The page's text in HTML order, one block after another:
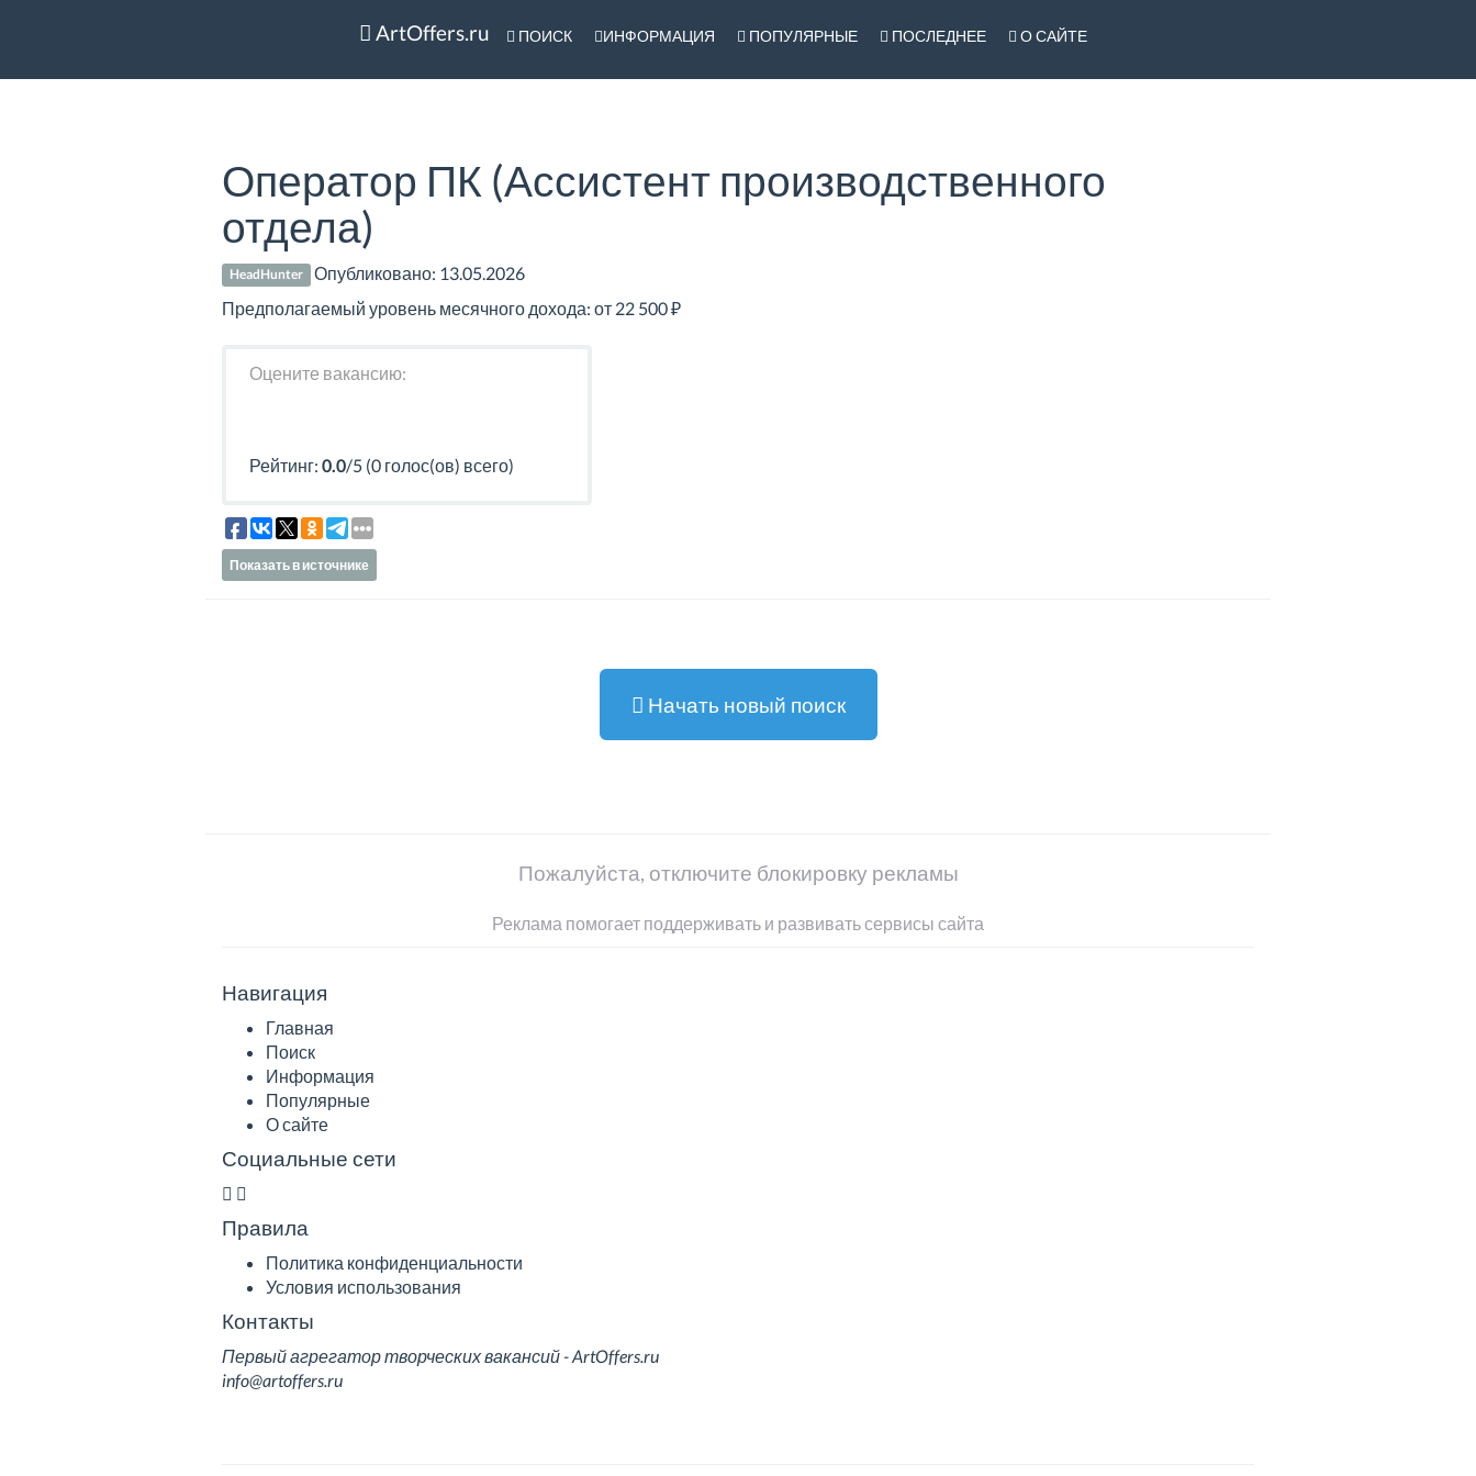
ArtOffers.ru ПОИСК ИНФОРМАЦИЯ ПОПУЛЯРНЫЕ ПОСЛЕДНЕЕ О САЙТЕ
Оператор ПК (Ассистент производственного
отдела)
HeadHunter Опубликовано: 13.05.2026
Предполагаемый уровень месячного дохода: от 22 500 ₽
Оцените вакансию:
Рейтинг: 0.0/5 (0 голос(ов) всего)
Показать в источнике
Начать новый поиск
Пожалуйста, отключите блокировку рекламы
Реклама помогает поддерживать и развивать сервисы сайта
Навигация
Главная
Поиск
Информация
Популярные
О сайте
Социальные сети
Правила
Политика конфиденциальности
Условия использования
Контакты
Первый агрегатор творческих вакансий - ArtOffers.ru
info@artoffers.ru